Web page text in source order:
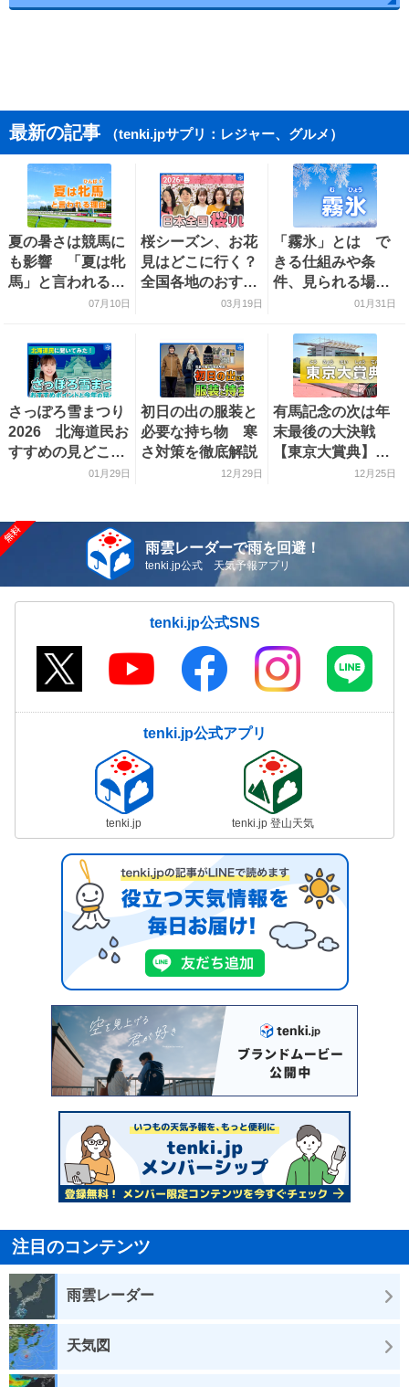
最新の記事 （tenki.jpサプリ：レジャー、グルメ）
夏の暑さは競馬に
も影響 「夏は牝
馬」と言われる理
07月10日
桜シーズン、お花
見はどこに行く？
全国各地のおすす
め桜スポットをご
03月19日
「霧氷」とは で
きる仕組みや条
件、見られる場所
01月31日
さっぽろ雪まつり
2026 北海道民お
すすめの見どころ
01月29日
初日の出の服装と
必要な持ち物 寒
さ対策を徹底解説
12月29日
有馬記念の次は年
末最後の大決戦
【東京大賞典】
関東の天気との関
12月25日
雨雲レーダーで雨を回避！
tenki.jp公式 天気予報アプリ
tenki.jp公式SNS
tenki.jp公式アプリ
tenki.jp tenki.jp 登山天気
注目のコンテンツ
雨雲レーダー
天気図